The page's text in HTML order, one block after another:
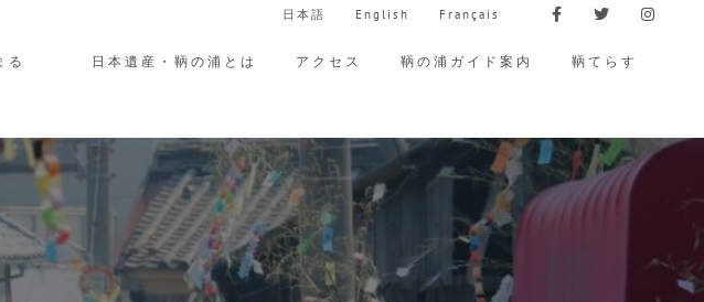
日本語 English Français
る 日本遺産・鞆の浦とは アクセス 鞆の浦ガイド案内 鞆てらす
wp-includes/formatting.php on line